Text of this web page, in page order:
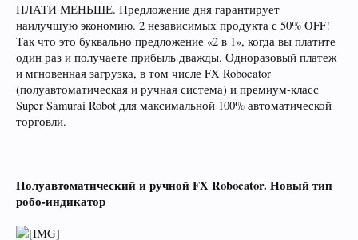
ПЛАТИ МЕНЬШЕ. Предложение дня гарантирует
наилучшую экономию. 2 независимых продукта с 50% OFF!
Так что это буквально предложение «2 в 1», когда вы платите
один раз и получаете прибыль дважды. Одноразовый платеж
и мгновенная загрузка, в том числе FX Robocator
(полуавтоматическая и ручная система) и премиум-класс
Super Samurai Robot для максимальной 100% автоматической
торговли.
Полуавтоматический и ручной FX Robocator. Новый тип
робо-индикатор